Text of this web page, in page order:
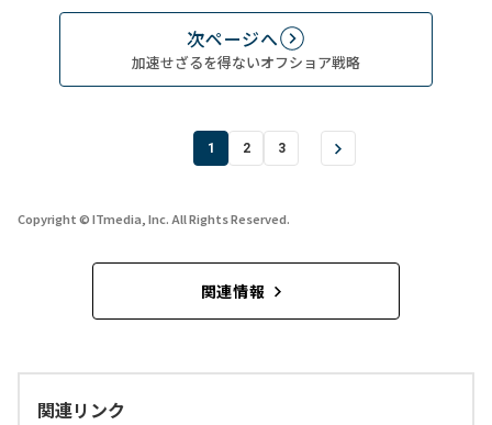
次ページへ
加速せざるを得ないオフショア戦略
1 2 3
Copyright © ITmedia, Inc. All Rights Reserved.
関連情報
関連リンク